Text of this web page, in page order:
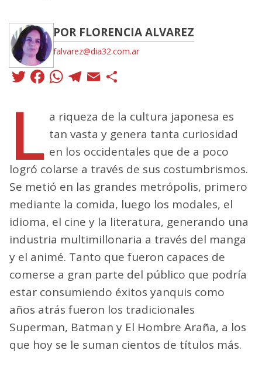
POR FLORENCIA ALVAREZ
falvarez@dia32.com.ar
Twitter
Facebook
WhatsApp
Telegram
Email
L a riqueza de la cultura japonesa es
tan vasta y genera tanta curiosidad
en los occidentales que de a poco
logró colarse a través de sus costumbrismos.
Se metió en las grandes metrópolis, primero
mediante la comida, luego los modales, el
idioma, el cine y la literatura, generando una
industria multimillonaria a través del manga
y el animé. Tanto que fueron capaces de
comerse a gran parte del público que podría
estar consumiendo éxitos yanquis como
años atrás fueron los tradicionales
Superman, Batman y El Hombre Araña, a los
que hoy se le suman cientos de títulos más.